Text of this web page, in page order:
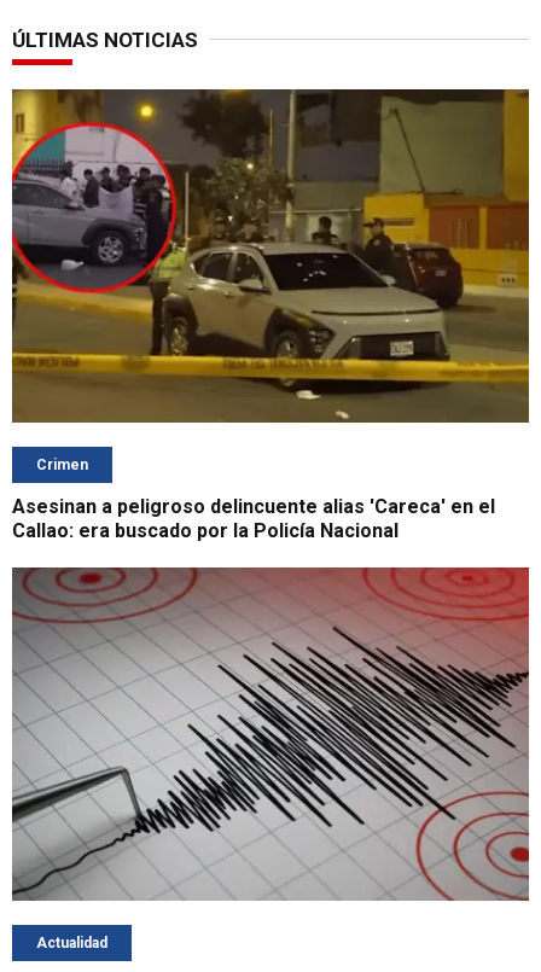
ÚLTIMAS NOTICIAS
Crimen
Asesinan a peligroso delincuente alias 'Careca' en el
Callao: era buscado por la Policía Nacional
Actualidad